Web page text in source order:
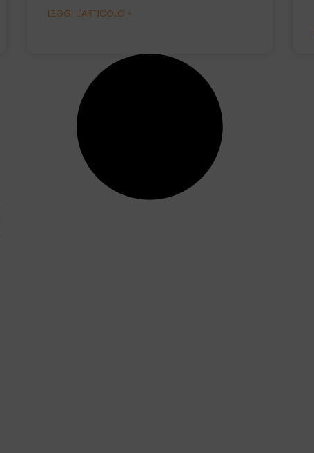
LEGGI L'ARTICOLO »